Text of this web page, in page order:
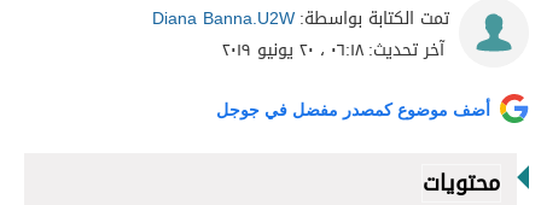
تمت الكتابة بواسطة:Diana Banna.U2W
آخر تحديث:٠٦:١٨ ، ٢٠ يونيو ٢٠١٩
أضف موضوع كمصدر مفضل في جوجل
محتويات